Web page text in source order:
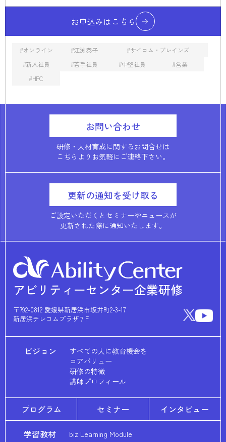
お申込みはこちら
オンライン 江渕泰子
サイコム・ブレインズ
新入社員
若手社員 中堅社員
営業
HPC
ビジョン
すべての人に教育機会を
コアバリュー
研修の特徴
講師プロフィール
プログラム セミナー インタビュー
学習教材
biz Learning Module
お問い合わせ
研修・人材育成に関するお問合せは
こちらよりお気軽にご連絡下さい。
更新の通知を受け取る
ご設定いただくとセミナーやニュースが
更新された際に通知いたします。
アビリティーセンター企業研修
〒792-0812 愛媛県新居浜市坂井町2-3-17
新居浜テレコムプラザ７F